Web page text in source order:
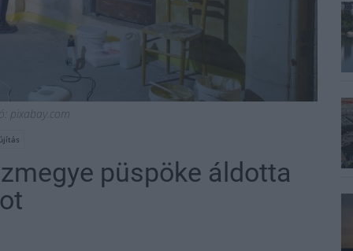
pixabay.com
püspöke áldotta